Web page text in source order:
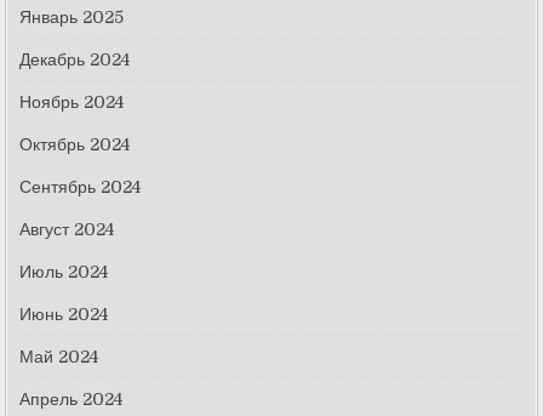
Январь 2025
Декабрь 2024
Ноябрь 2024
Октябрь 2024
Сентябрь 2024
Август 2024
Июль 2024
Июнь 2024
Май 2024
Апрель 2024